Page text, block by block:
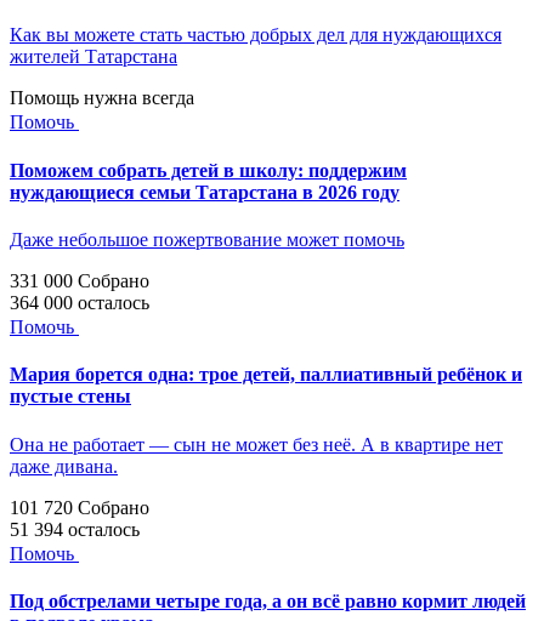
Как вы можете стать частью добрых дел для нуждающихся
жителей Татарстана
Помощь нужна всегда
Помочь
Поможем собрать детей в школу: поддержим
нуждающиеся семьи Татарстана в 2026 году
Даже небольшое пожертвование может помочь
331 000 Собрано
364 000 осталось
Помочь
Мария борется одна: трое детей, паллиативный ребёнок и
пустые стены
Она не работает — сын не может без неё. А в квартире нет
даже дивана.
101 720 Собрано
51 394 осталось
Помочь
Под обстрелами четыре года, а он всё равно кормит людей